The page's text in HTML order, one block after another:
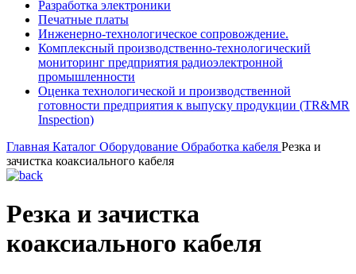
Разработка электроники
Печатные платы
Инженерно-технологическое сопровождение.
Комплексный производственно-технологический
мониторинг предприятия радиоэлектронной
промышленности
Оценка технологической и производственной
готовности предприятия к выпуску продукции (TR&MR
Inspection)
Главная Каталог Оборудование Обработка кабеля Резка и
зачистка коаксиального кабеля
Резка и зачистка
коаксиального кабеля